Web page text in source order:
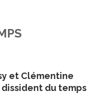
et Clémentine
du temps